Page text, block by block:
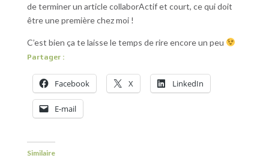
de terminer un article collaborActif et court, ce qui doit
être une première chez moi !
C’est bien ça te laisse le temps de rire encore un peu
Partager :
Facebook X LinkedIn
E-mail
Similaire